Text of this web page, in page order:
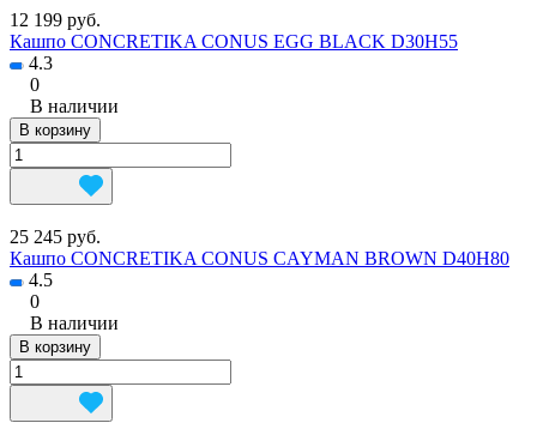
12 199 руб.
Кашпо CONCRETIKA CONUS EGG BLACK D30H55
4.3
0
В наличии
В корзину
25 245 руб.
Кашпо CONCRETIKA CONUS CAYMAN BROWN D40H80
4.5
0
В наличии
В корзину